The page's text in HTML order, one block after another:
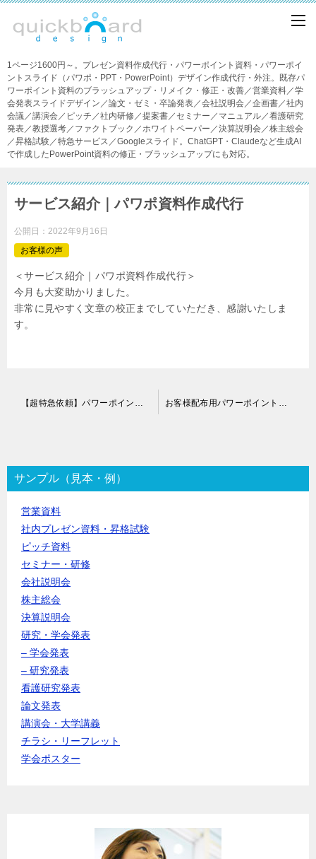
1ページ1600円～。プレゼン資料作成代行・パワーポイント資料・パワーポイ
ントスライド（パワポ・PPT・PowerPoint）デザイン作成代行・外注。既存パ
ワーポイント資料のブラッシュアップ・リメイク・修正・改善／営業資料／学
会発表スライドデザイン／論文・ゼミ・卒論発表／会社説明会／企画書／社内
会議／講演会／ピッチ／社内研修／提案書／セミナー／マニュアル／看護研究
発表／教授選考／ファクトブック／ホワイトペーパー／決算説明会／株主総会
／昇格試験／特急サービス／Googleスライド。ChatGPT・Claudeなど生成AI
で作成したPowerPoint資料の修正・ブラッシュアップにも対応。
サービス紹介｜パワポ資料作成代行
公開日： 2022年9月16日
お客様の声
＜サービス紹介｜パワポ資料作成代行＞
今月も大変助かりました。
非常に見やすく文章の校正までしていただき、感謝いたしま
す。
ゲ
ー
シ
サンプル（見本・例）
営業資料
社内プレゼン資料・昇格試験
ピッチ資料
セミナー・研修
会社説明会
株主総会
決算説明会
研究・学会発表
– 学会発表
– 研究発表
看護研究発表
論文発表
講演会・大学講義
チラシ・リーフレット
学会ポスター